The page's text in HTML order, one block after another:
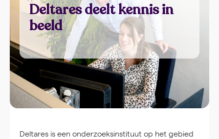
Deltares deelt kennis in
beeld
Deltares is een onderzoeksinstituut op het gebied